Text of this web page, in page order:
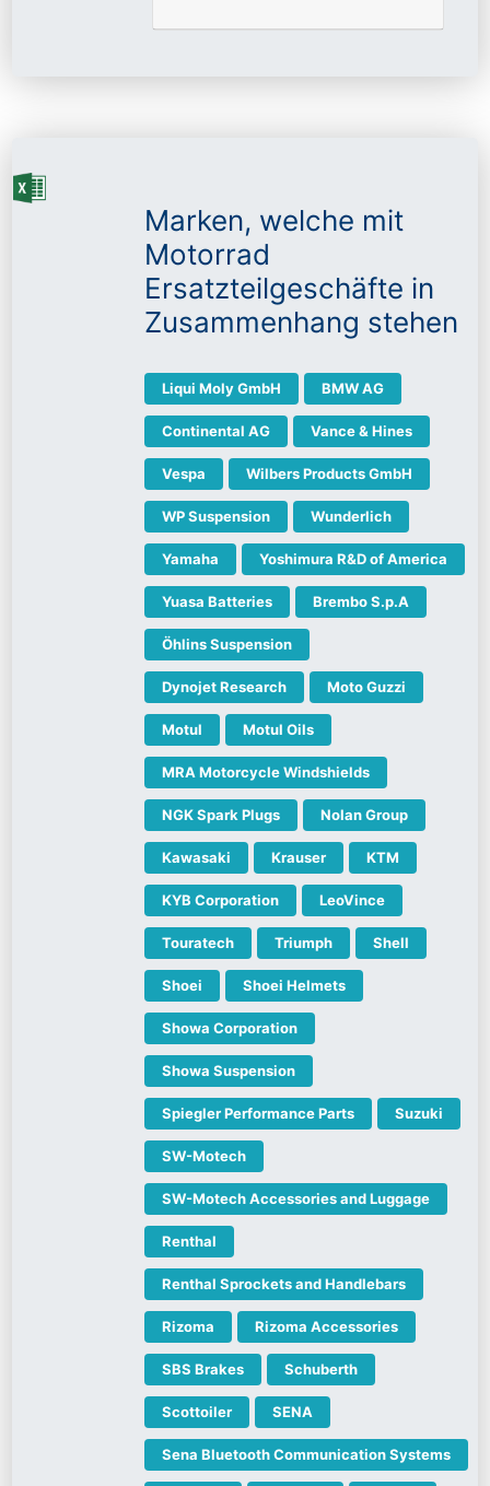
Marken, welche mit
Motorrad
Ersatzteilgeschäfte in
Zusammenhang stehen
Liqui Moly GmbH BMW AG
Continental AG Vance & Hines
Vespa Wilbers Products GmbH
WP Suspension Wunderlich
Yamaha Yoshimura R&D of America
Yuasa Batteries Brembo S.p.A
Öhlins Suspension
Dynojet Research Moto Guzzi
Motul Motul Oils
MRA Motorcycle Windshields
NGK Spark Plugs Nolan Group
Kawasaki Krauser KTM
KYB Corporation LeoVince
Touratech Triumph Shell
Shoei Shoei Helmets
Showa Corporation
Showa Suspension
Spiegler Performance Parts Suzuki
SW-Motech
SW-Motech Accessories and Luggage
Renthal
Renthal Sprockets and Handlebars
Rizoma Rizoma Accessories
SBS Brakes Schuberth
Scottoiler SENA
Sena Bluetooth Communication Systems